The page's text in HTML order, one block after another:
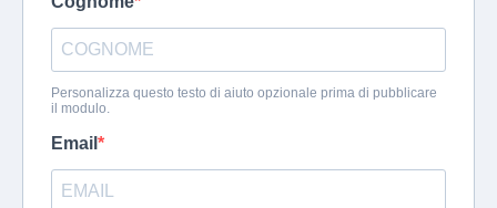
Personalizza questo testo di aiuto opzionale prima di pubblicare
il modulo.
Email